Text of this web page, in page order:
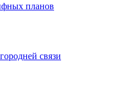
планов
связи